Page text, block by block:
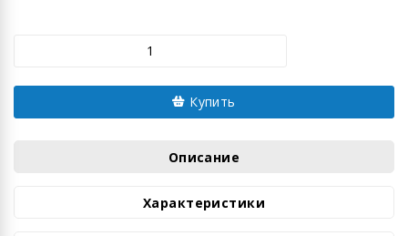
Купить
Описание
Характеристики